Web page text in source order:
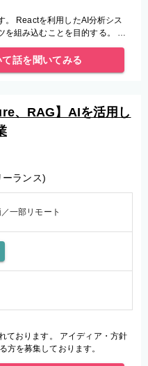
。 Reactを利用したAI分析シス
を組み込むことを目的する。 フ
両方の開発業務となり
話を聞いてみる
、RAG】AIを活用し
ランス)
一部リモート
ております。 アイディア・方針
方を募集しております。